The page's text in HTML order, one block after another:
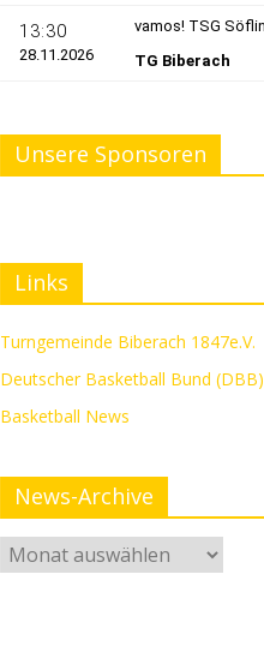
Unsere Sponsoren
Links
Turngemeinde Biberach 1847e.V.
Deutscher Basketball Bund (DBB)
Basketball News
News-Archive